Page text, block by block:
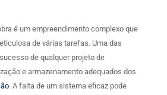
é um empreendimento complexo que
de várias tarefas. Uma das
de qualquer projeto de
e armazenamento adequados dos
. A falta de um sistema eficaz pode